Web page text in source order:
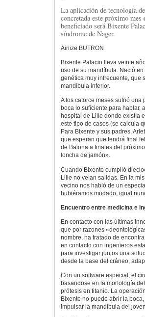
La aplicación de tecnología
concretada este próximo
beneficiado será Bixente
síndrome de Nager.
Ainize BUTRON
Bixente Palacio lleva veinte
uso de su mandíbula. Nació
genética muy infrecuente, que
mandíbula inferior.
A los catorce meses sufrió
boca lo suficiente para hablar,
hospital de Lille donde existía
este tipo de casos (se calcula
Para Bixente y sus padres,
que esperan que tendrá final
de Baiona a finales del
loncha de jamón».
Cuando Bixente cumplió
Lille no veían salidas. En la
vecino nos habló de un
hubiéramos mudado, igual
Encuentro entre medicina e
En contacto con las últimas
que por razones
nombre, ha tratado de
en contacto con ingenieros
para investigar juntos una
desde la base del cráneo,
Con un software especial, el
basandose en la morfología
prótesis en titanio. La
Bixente no puede abrir la
impulsar la mandíbula del